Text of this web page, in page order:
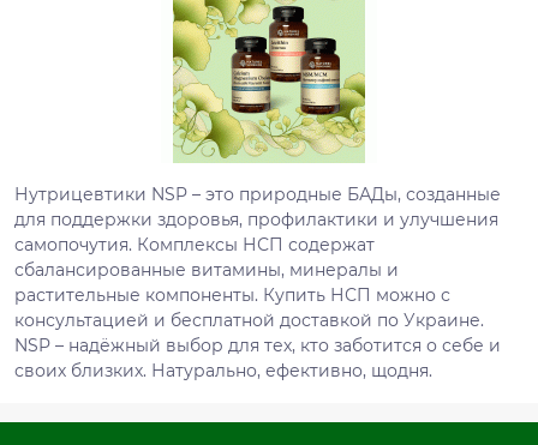
Нутрицевтики NSP – это природные БАДы, созданные
для поддержки здоровья, профилактики и улучшения
самопочутия. Комплексы НСП содержат
сбалансированные витамины, минералы и
растительные компоненты. Купить НСП можно с
консультацией и бесплатной доставкой по Украине.
NSP – надёжный выбор для тех, кто заботится о себе и
своих близких. Натурально, ефективно, щодня.